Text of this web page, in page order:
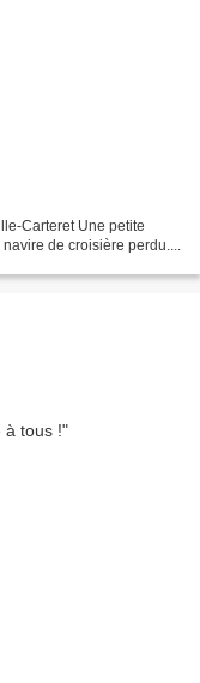
Carteret Une petite
de croisière perdu....